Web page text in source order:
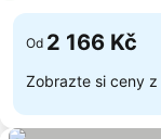
Od 2 166 Kč
Zobrazte si ceny z